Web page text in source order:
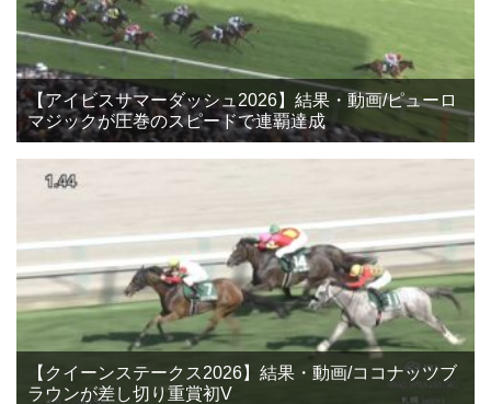
【アイビスサマーダッシュ2026】結果・動画/ピューロ
マジックが圧巻のスピードで連覇達成
【クイーンステークス2026】結果・動画/ココナッツブ
ラウンが差し切り重賞初V